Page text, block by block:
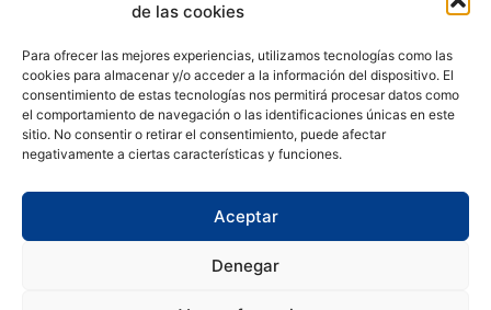
de las cookies
Para ofrecer las mejores experiencias, utilizamos tecnologías como las
cookies para almacenar y/o acceder a la información del dispositivo. El
consentimiento de estas tecnologías nos permitirá procesar datos como
el comportamiento de navegación o las identificaciones únicas en este
sitio. No consentir o retirar el consentimiento, puede afectar
negativamente a ciertas características y funciones.
Aceptar
Denegar